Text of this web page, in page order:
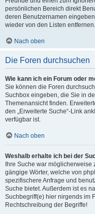
persönlichen Bereich direkt
deren Benutzernamen
wieder von den Listen entfernen.
Nach oben
Die Foren durchsuchen
Wie kann ich ein Forum oder
Sie können die Foren
Suchbox eingeben, die Sie in
Themenansicht finden.
den „Erweiterte Suche“-Link
verfügbar ist.
Nach oben
Weshalb erhalte ich bei der
Ihre Suche war
gängige Wörter, welche von
spezifischere Anfrage und
Suche bietet. Außerdem ist es
Suchbegriff(e) hier nirgends im
Rechtschreibung der Begriffe!